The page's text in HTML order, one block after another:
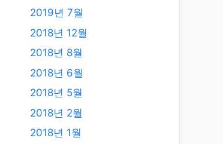
2019년 7월
2018년 12월
2018년 8월
2018년 6월
2018년 5월
2018년 2월
2018년 1월